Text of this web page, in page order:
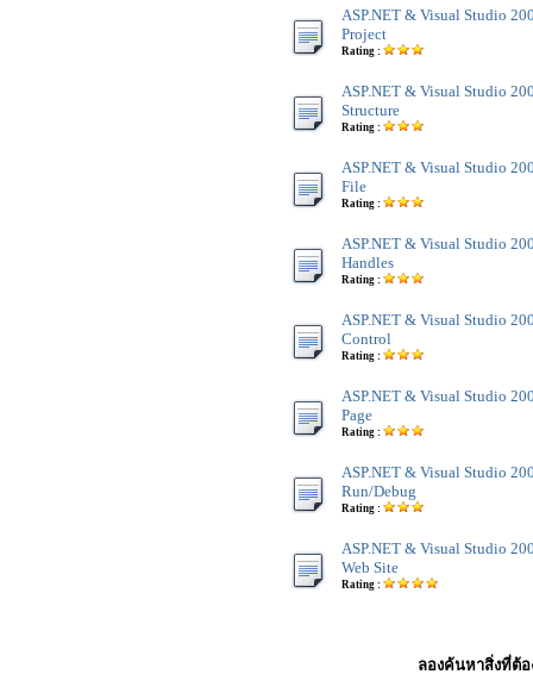
ASP.NET & Visual Studio
Project
Rating :
ASP.NET & Visual Studio
Structure
Rating :
ASP.NET & Visual Studio
File
Rating :
ASP.NET & Visual Studio
Handles
Rating :
ASP.NET & Visual Studio
Control
Rating :
ASP.NET & Visual Studio
Page
Rating :
ASP.NET & Visual Studio
Run/Debug
Rating :
ASP.NET & Visual Studio
Web Site
Rating :
ลองค้นหาสิ่งที่ต้อ